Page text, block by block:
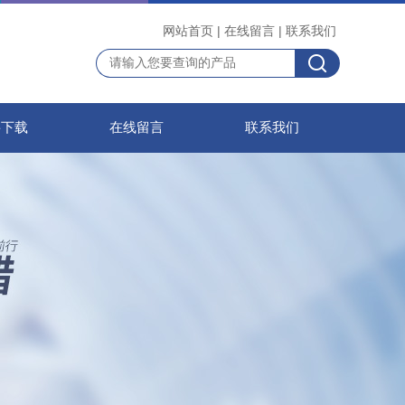
网站首页 | 在线留言 | 联系我们
载 在线留言 联系我们